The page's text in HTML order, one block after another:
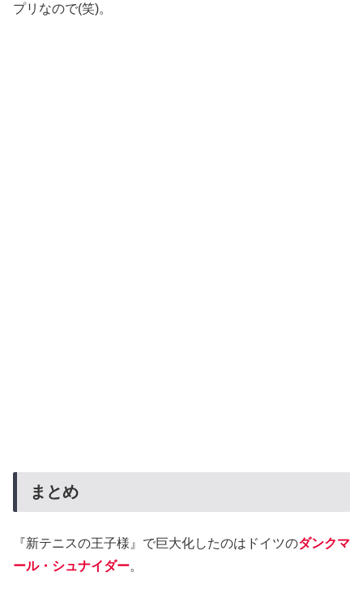
プリなので(笑)。
まとめ
『新テニスの王子様』で巨大化したのはドイツのダンクマ
ール・シュナイダー。